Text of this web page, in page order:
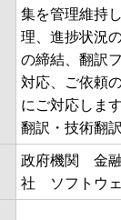
集を管理維持
理、進捗状況
の締結、翻訳
対応、ご依頼
にご対応しま
翻訳・技術翻
政府機関 金
社 ソフトウ